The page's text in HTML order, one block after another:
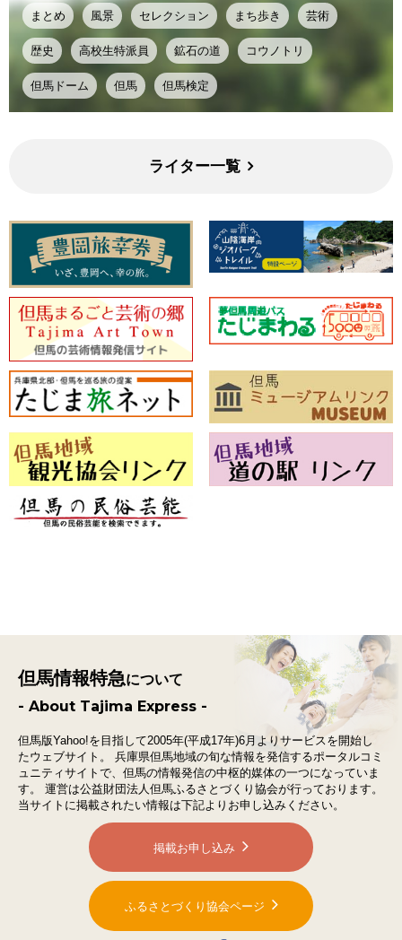
まとめ 風景 セレクション まち歩き 芸術
歴史 高校生特派員 鉱石の道 コウノトリ
但馬ドーム 但馬 但馬検定
ライター一覧
但馬情報特急について
- About Tajima Express -
但馬版Yahoo!を目指して2005年(平成17年)6月よりサービスを開始し
たウェブサイト。
兵庫県但馬地域の旬な情報を発信するポータルコミ
ュニティサイトで、 但馬の情報発信の中枢的媒体の一つになっていま
す。
運営は公益財団法人但馬ふるさとづくり協会が行っております。
当サイトに掲載されたい情報は下記よりお申し込みください。
掲載お申し込み
ふるさとづくり協会ページ